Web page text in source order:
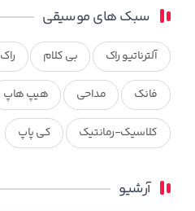
سبک های موسیقی
آلترناتیو راک بی کلام راک
فانک مداحی هیپ هاپ
کلاسیک-رمانتیک کی پاپ
آرشیو